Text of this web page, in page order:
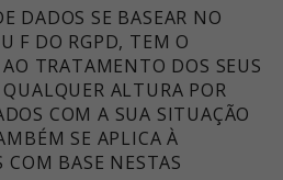
DADOS SE BASEAR NO
F DO RGPD, TEM O
TRATAMENTO DOS SEUS
ALTURA POR
COM A SUA SITUAÇÃO
SE APLICA À
COM BASE NESTAS